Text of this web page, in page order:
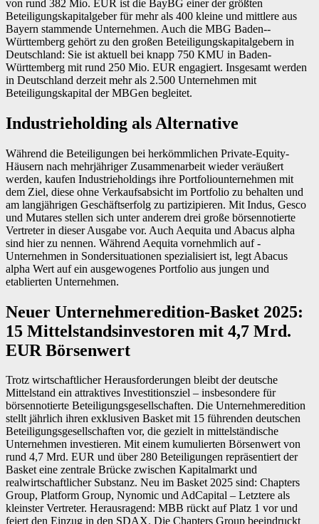
von rund 382 Mio. EUR ist die BayBG einer der größten
Beteiligungskapitalgeber für mehr als 400 kleine und mittlere aus
Bayern stammende Unternehmen. Auch die MBG Baden-­
Württemberg gehört zu den großen Beteiligungskapitalgebern in
Deutschland: Sie ist aktuell bei knapp 750 KMU in Baden-
Württemberg mit rund 250 Mio. EUR engagiert. Insgesamt werden
in Deutschland derzeit mehr als 2.500 Unternehmen mit
Beteiligungskapital der MBGen begleitet.
Industrieholding als Alternative
Während die Beteiligungen bei herkömmlichen Private-Equity-
Häusern nach mehrjähriger Zusammenarbeit wieder veräußert
werden, kaufen ­Industrieholdings ihre Portfoliounternehmen mit
dem Ziel, diese ohne Verkaufsabsicht im Portfolio zu behalten und
am langjährigen Geschäftserfolg zu partizipieren. Mit Indus, Gesco
und Mutares stellen sich unter anderem drei große börsennotierte
Vertreter in dieser Ausgabe vor. Auch Aequita und Abacus alpha
sind hier zu nennen. Während Aequita vornehmlich auf ­
Unternehmen in Sondersituationen spezialisiert ist, legt Abacus
alpha Wert auf ein ausgewogenes Portfolio aus jungen und
etablierten Unternehmen.
Neuer Unternehmeredition-Basket 2025:
15 Mittelstandsinvestoren mit 4,7 Mrd.
EUR Börsenwert
Trotz wirtschaftlicher Herausforderungen bleibt der deutsche
Mittelstand ein attraktives Investitionsziel – insbesondere für
börsennotierte Beteiligungsgesellschaften. Die Unternehmeredition
stellt jährlich ihren exklusiven Basket mit 15 führenden deutschen
Beteiligungsgesellschaften vor, die gezielt in mittelständische
Unternehmen investieren. Mit einem kumulierten Börsenwert von
rund 4,7 Mrd. EUR und über 280 Beteiligungen repräsentiert der
Basket eine zentrale Brücke zwischen Kapitalmarkt und
realwirtschaftlicher Substanz. Neu im Basket 2025 sind: Chapters
Group, Platform Group, Nynomic und AdCapital – Letztere als
kleinster Vertreter. Herausragend: MBB rückt auf Platz 1 vor und
feiert den Einzug in den SDAX. Die Chapters Group beeindruckt